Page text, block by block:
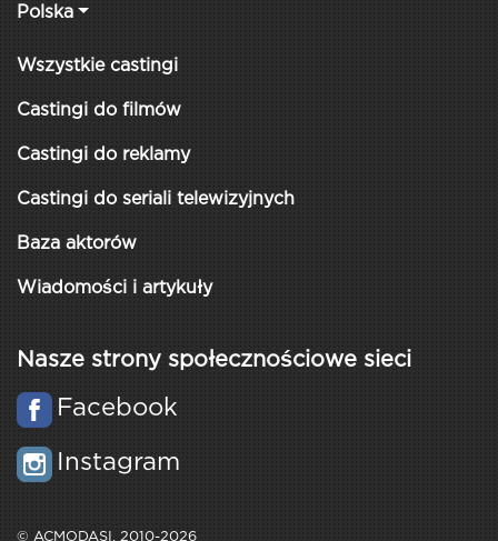
Polska
Wszystkie castingi
Castingi do filmów
Castingi do reklamy
Castingi do seriali telewizyjnych
Baza aktorów
Wiadomości i artykuły
Nasze strony społecznościowe sieci
Facebook
Instagram
© ACMODASI, 2010-2026